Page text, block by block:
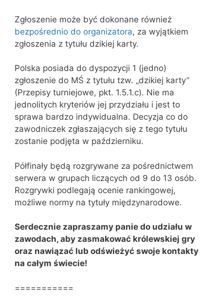
Zgłoszenie może być dokonane również
bezpośrednio do organizatora, za wyjątkiem
zgłoszenia z tytułu dzikiej karty.
Polska posiada do dyspozycji 1 (jedno)
zgłoszenie do MŚ z tytułu tzw. „dzikiej karty”
(Przepisy turniejowe, pkt. 1.5.1.c). Nie ma
jednolitych kryteriów jej przydziału i jest to
sprawa bardzo indywidualna. Decyzja co do
zawodniczek zgłaszających się z tego tytułu
zostanie podjęta w październiku.
Półfinały będą rozgrywane za pośrednictwem
serwera w grupach liczących od 9 do 13 osób.
Rozgrywki podlegają ocenie rankingowej,
możliwe normy na tytuły międzynarodowe.
Serdecznie zapraszamy panie do udziału w
zawodach, aby zasmakować królewskiej gry
oraz nawiązać lub odświeżyć swoje kontakty
na całym świecie!
===========